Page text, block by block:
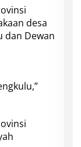
desa
dan Dewan